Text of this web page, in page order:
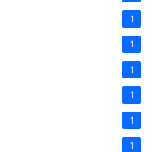
1
1
1
1
1
1